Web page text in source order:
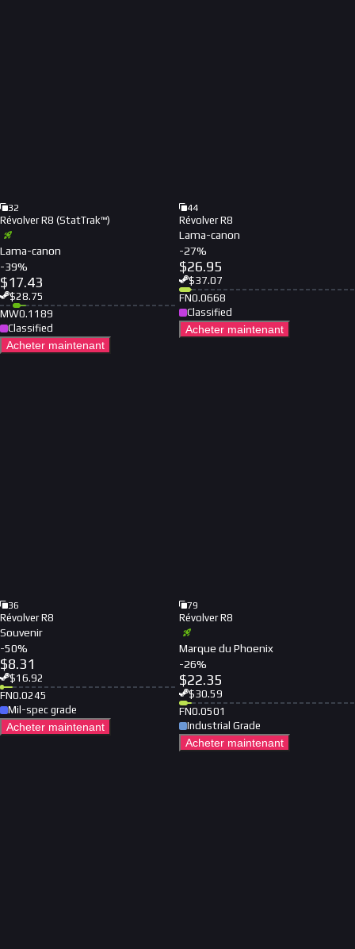
32
Révolver R8 (StatTrak™)
Lama-canon
-39%
$17.43
$28.75
MW0.1189
Classified
Acheter maintenant
44
Révolver R8
Lama-canon
-27%
$26.95
$37.07
FN0.0668
Classified
Acheter maintenant
36
Révolver R8
Souvenir
-50%
$8.31
$16.92
FN0.0245
Mil-spec grade
Acheter maintenant
79
Révolver R8
Marque du Phoenix
-26%
$22.35
$30.59
FN0.0501
Industrial Grade
Acheter maintenant